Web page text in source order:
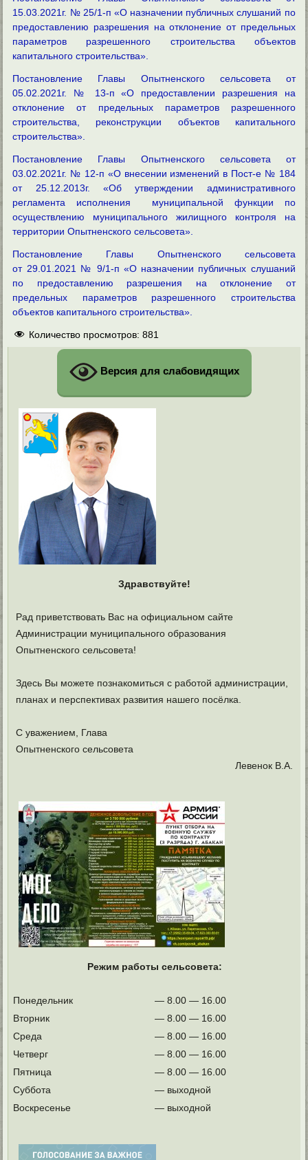
15.03.2021г. № 25/1-п «О назначении публичных слушаний по
предоставлению разрешения на отклонение от предельных
параметров разрешенного строительства объектов
капитального строительства».
Постановление Главы Опытненского сельсовета от
05.02.2021г. № 13-п «О предоставлении разрешения на
отклонение от предельных параметров разрешенного
строительства, реконструкции объектов капитального
строительства».
Постановление Главы Опытненского сельсовета от
03.02.2021г. № 12-п «О внесении изменений в Пост-е № 184
от 25.12.2013г. «Об утверждении административного
регламента исполнения муниципальной функции по
осуществлению муниципального жилищного контроля на
территории Опытненского сельсовета».
Постановление Главы Опытненского сельсовета
от 29.01.2021 № 9/1-п «О назначении публичных слушаний
по предоставлению разрешения на отклонение от
предельных параметров разрешенного строительства
объектов капитального строительства».
Количество просмотров: 881
Версия для слабовидящих
Здравствуйте!
Рад приветствовать Вас на официальном сайте
Администрации муниципального образования
Опытненского сельсовета!
Здесь Вы можете познакомиться с работой администрации,
планах и перспективах развития нашего посёлка.
С уважением, Глава
Опытненского сельсовета
Левенок В.А.
Режим работы сельсовета:
Понедельник
— 8.00 — 16.00
Вторник
— 8.00 — 16.00
Среда
— 8.00 — 16.00
Четверг
— 8.00 — 16.00
Пятница
— 8.00 — 16.00
Суббота
— выходной
Воскресенье
— выходной